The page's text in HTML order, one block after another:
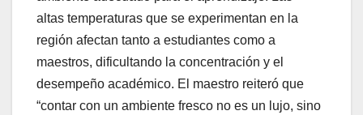
altas temperaturas que se experimentan en la
región afectan tanto a estudiantes como a
maestros, dificultando la concentración y el
desempeño académico. El maestro reiteró que
“contar con un ambiente fresco no es un lujo, sino